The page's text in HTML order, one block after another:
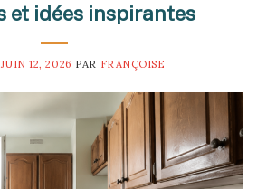
et idées inspirantes
JUIN 12, 2026 PAR FRANÇOISE